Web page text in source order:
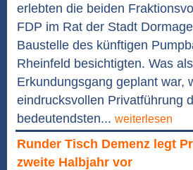
erlebten die beiden
FDP im Rat der Stadt
Baustelle des künftigen
Rheinfeld besichtigten. Was
Erkundungsgang geplant war,
eindrucksvollen Privatführung
bedeutendsten... weiterlesen
Runder Tisch Demenz legt
zweite Halbjahr vor